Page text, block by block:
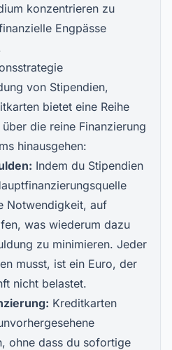
konzentrieren zu
Engpässe
von Stipendien,
bietet eine Reihe
die reine Finanzierung
hinausgehen:
Indem du Stipendien
Notwendigkeit, auf
was wiederum dazu
zu minimieren. Jeder
musst, ist ein Euro, der
nicht belastet.
Kreditkarten
ohne dass du sofortige